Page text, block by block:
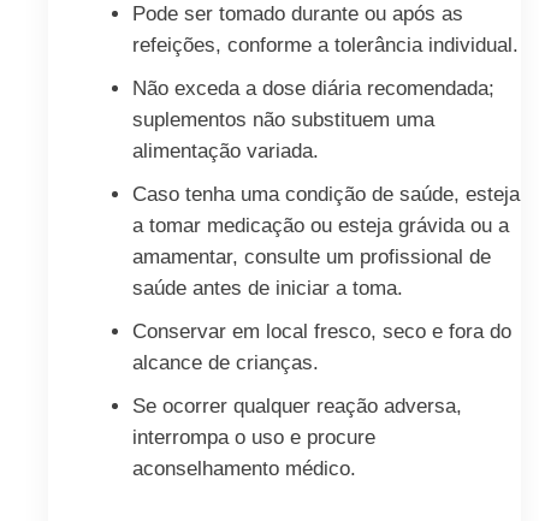
Pode ser tomado durante ou após as
refeições, conforme a tolerância individual.
Não exceda a dose diária recomendada;
suplementos não substituem uma
alimentação variada.
Caso tenha uma condição de saúde, esteja
a tomar medicação ou esteja grávida ou a
amamentar, consulte um profissional de
saúde antes de iniciar a toma.
Conservar em local fresco, seco e fora do
alcance de crianças.
Se ocorrer qualquer reação adversa,
interrompa o uso e procure
aconselhamento médico.